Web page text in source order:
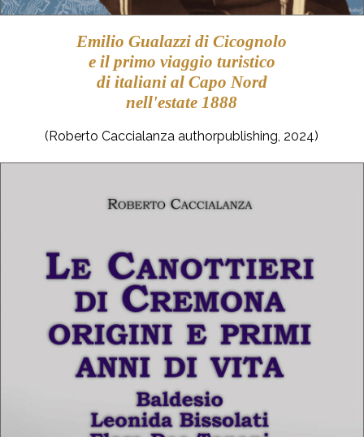
Emilio Gualazzi di Cicognolo
e il primo viaggio turistico
di italiani al Capo Nord
nell'estate 1888
(Roberto Caccialanza authorpublishing, 2024)